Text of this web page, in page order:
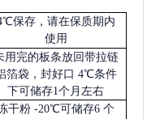
保存，请在保质期内
使用
用完的板条放回带拉链
箔袋，封好口 4℃条件
下可储存1个月左右
干粉 -20℃可储存6 个